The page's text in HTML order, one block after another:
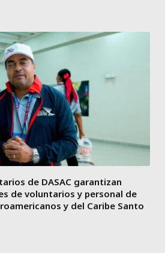
de DASAC garantizan
de voluntarios y personal de
y del Caribe Santo